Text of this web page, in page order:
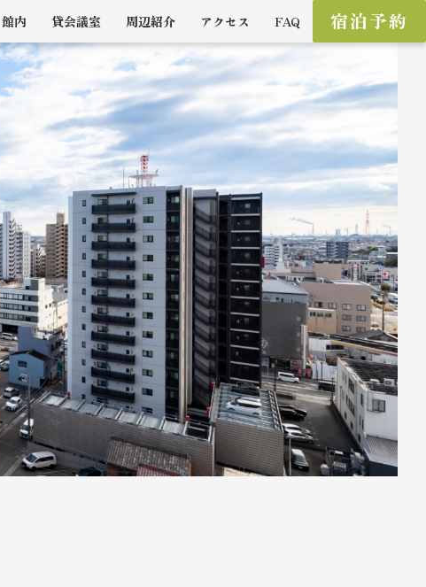
館内 貸会議室 周辺紹介 アクセス FAQ 宿泊予約